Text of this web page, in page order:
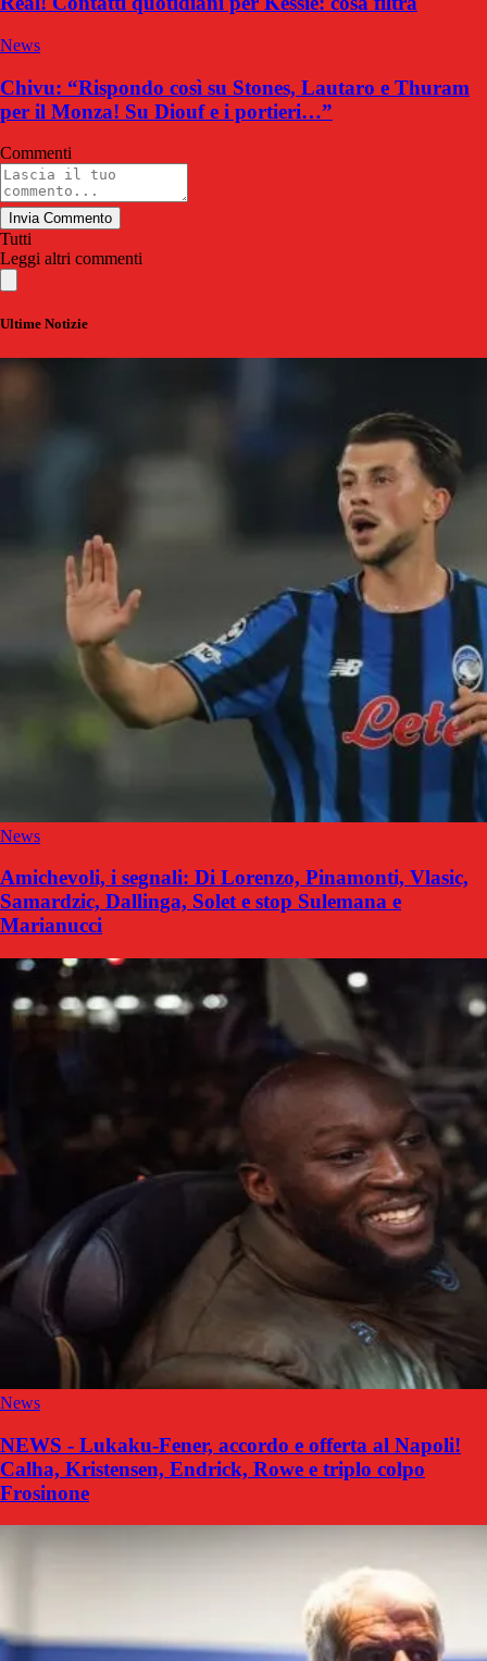
News
Chivu: “Rispondo così su Stones, Lautaro e Thuram
per il Monza! Su Diouf e i portieri…”
Commenti
Invia Commento
Tutti
Leggi altri commenti
Ultime Notizie
News
Amichevoli, i segnali: Di Lorenzo, Pinamonti, Vlasic,
Samardzic, Dallinga, Solet e stop Sulemana e
Marianucci
News
NEWS - Lukaku-Fener, accordo e offerta al Napoli!
Calha, Kristensen, Endrick, Rowe e triplo colpo
Frosinone